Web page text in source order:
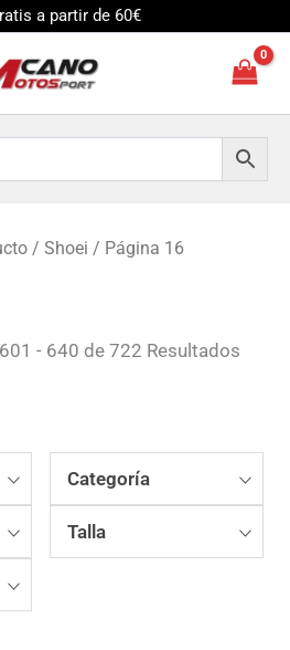
a partir de 60€
/ Shoei / Página 16
601 - 640 de 722 Resultados
Categoría
Talla